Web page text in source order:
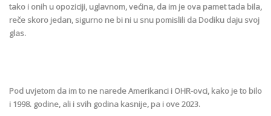
tako i onih u opoziciji, uglavnom, većina, da im je ova pamet tada bila,
reče skoro jedan, sigurno ne bi ni u snu pomislili da Dodiku daju svoj
glas.
Pod uvjetom da im to ne narede Amerikanci i OHR-ovci, kako je to bilo
i 1998. godine, ali i svih godina kasnije, pa i ove 2023.